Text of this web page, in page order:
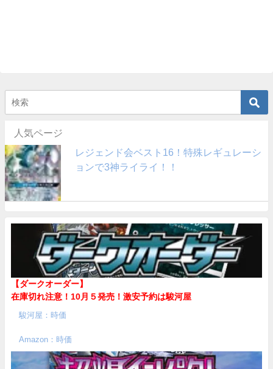
人気ページ
レジェンド会ベスト16！特殊レギュレーシ
ョンで3神ライライ！！
【ダークオーダー】
在庫切れ注意！10月５発売！ 激安予約は駿河屋
駿河屋：時価
Amazon：時価